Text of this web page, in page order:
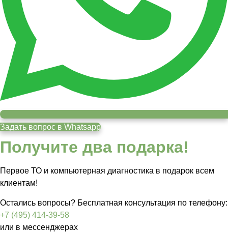
Задать вопрос в Whatsapp
Получите два подарка!
Первое ТО и компьютерная диагностика в подарок всем
клиентам!
Остались вопросы? Бесплатная консультация по телефону:
+7 (495) 414-39-58
или в мессенджерах